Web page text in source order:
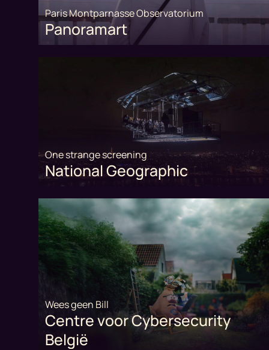
Paris Montparnasse Observatorium
Panoramart
One strange screening
National Geographic
Wees geen Bill
Centre voor Cybersecurity
België